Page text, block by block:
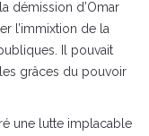
démission d’Omar
l’immixtion de la
Il pouvait
grâces du pouvoir
une lutte implacable